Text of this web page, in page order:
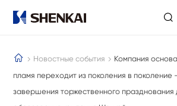
Новостные события
Компания
пламя переходит из поколения в
завершения торжественного